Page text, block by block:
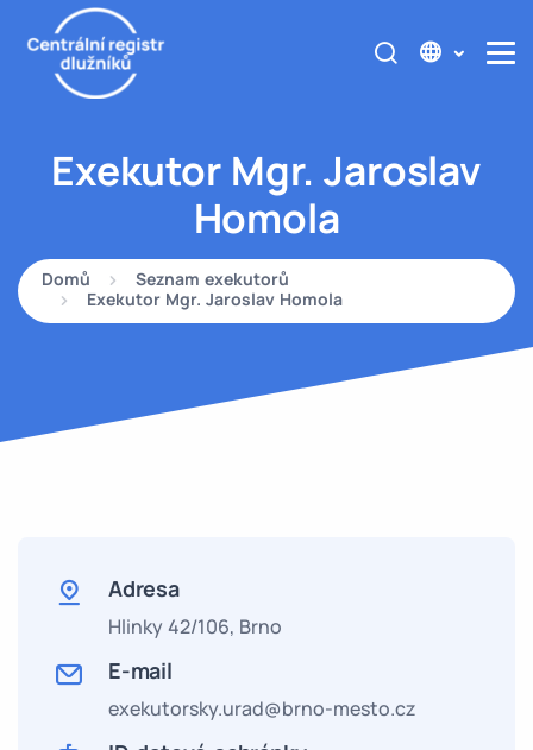
Exekutor Mgr. Jaroslav
Homola
Domů
Seznam exekutorů
Exekutor Mgr. Jaroslav Homola
Adresa
Hlinky 42/106, Brno
E-mail
exekutorsky.urad@brno-mesto.cz